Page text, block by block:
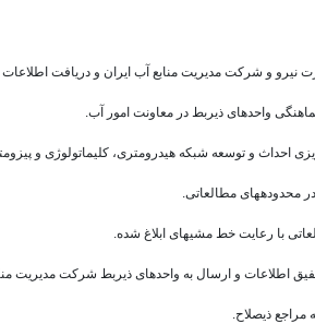
و شرکت مدیریت منابع آب ایران و دریافت اطلاعات
واحدهای ذیربط در معاونت امور آب.
احداث و توسعه شبکه هیدرومتری، کلیماتولوژی و
محدوده­های مطالعاتی.
با رعایت خط مشی­های ابلاغ شده.
اطلاعات و ارسال به واحدهای ذیربط شرکت مدیریت
مراجع ذیصلاح.